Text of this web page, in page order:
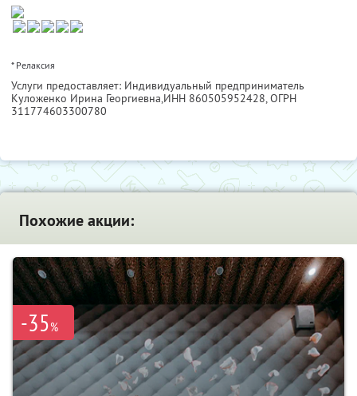
* Релаксия
Услуги предоставляет: Индивидуальный предприниматель
Куложенко Ирина Георгиевна,ИНН 860505952428, ОГРН
311774603300780
Похожие акции:
-35%